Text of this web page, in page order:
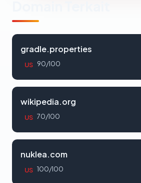
gradle.properties
US 90/100
wikipedia.org
US 70/100
nuklea.com
US 100/100